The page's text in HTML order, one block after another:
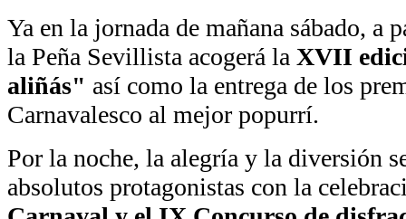
Ya en la jornada de mañana sábado, a
la Peña Sevillista acogerá la XVII
aliñás" así como la entrega de los
Carnavalesco al mejor popurrí.
Por la noche, la alegría y la diversión
absolutos protagonistas con la